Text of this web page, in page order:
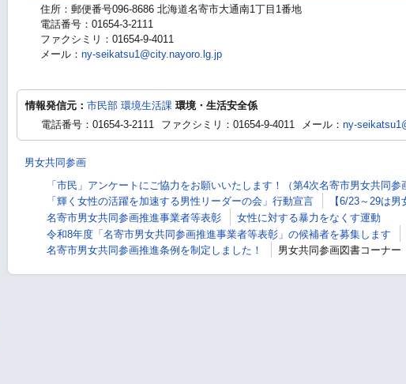
住所：郵便番号096-8686 北海道名寄市大通南1丁目1番地
電話番号：01654-3-2111
ファクシミリ：01654-9-4011
メール： ny-seikatsu1@city.nayoro.lg.jp
情報発信元： 市民部 環境生活課 環境・生活安全係
電話番号：01654-3-2111
ファクシミリ：01654-9-4011 メール： ny-
男女共同参画
「市民」アンケートにご協力をお願いいたします！（第4次名寄市男女共同参
「輝く女性の活躍を加速する男性リーダーの会」行動宣言
【6/23～29は
名寄市男女共同参画推進事業者等表彰
女性に対する暴力をなくす運動
令和8年度「名寄市男女共同参画推進事業者等表彰」の候補者を募集します
名寄市男女共同参画推進条例を制定しました！
男女共同参画図書コーナー